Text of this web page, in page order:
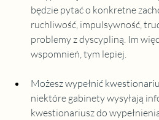
będzie pytać o konkretne
ruchliwość, impulsywność,
problemy z dyscypliną. Im
wspomnień, tym lepiej.
Możesz wypełnić
niektóre gabinety wysyłają
kwestionariusz do